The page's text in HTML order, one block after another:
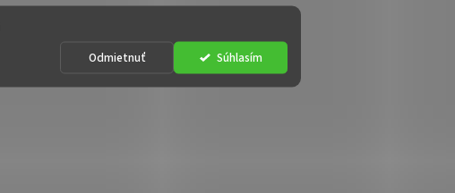
Odmietnuť Súhlasím